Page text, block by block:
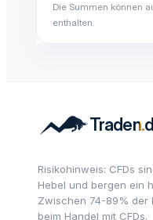
Die Summen können
enthalten.
Risikohinweis: CFDs
Hebel und bergen ein
Zwischen 74-89% der
beim Handel mit CFDs.